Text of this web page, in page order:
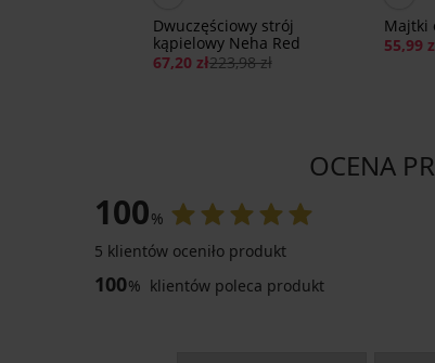
Dwuczęściowy strój
kąpielowy Neha Red
67,20 zł223,98 zł
Majtki
55,99
OCENA
100%
5 klientów oceniło produkt
100% klientów poleca produkt